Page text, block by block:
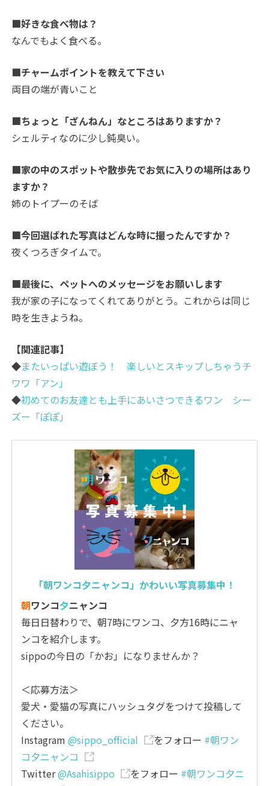
■好きな食べ物は？
なんでもよく食べる。
■チャームポイントを教えて下さい
両目の端が青いこと
■ちょっと「ざんねん」なところはありますか？
シェルティなのに少し鈍臭い。
■家の中のスポットや散歩先でお気に入りの場所はあり
ますか？
姉のトイプーのそば
■今回選ばれた写真はどんな時に撮ったんですか？
夜くつろぎタイムで。
■最後に、ペットへのメッセージをお願いします
我が家の子になってくれてありがとう。これからは同じ
時を生きようね。
【関連記事】
◆またいっぱい遊ぼう！ 楽しいとスキップしちゃうチ
ワワ「アン」
◆初めてのお友達とも上手にあいさつできるワン シー
ズー「ぽぽ」
「朝ワンコ夕ニャンコ」かわいい写真募集中！
朝ワンコ夕ニャンコ
毎日日替わりで、朝7時にワンコ、夕方16時にニャ
ンコを紹介します。
sippoの今日の「かお」になりませんか？
＜応募方法＞
愛犬・愛猫の写真にハッシュタグをつけて投稿して
ください。
Instagram@sippo_official をフォロー #朝ワン
コ夕ニャンコ
Twitter@Asahisippo をフォロー #朝ワンコ夕ニ